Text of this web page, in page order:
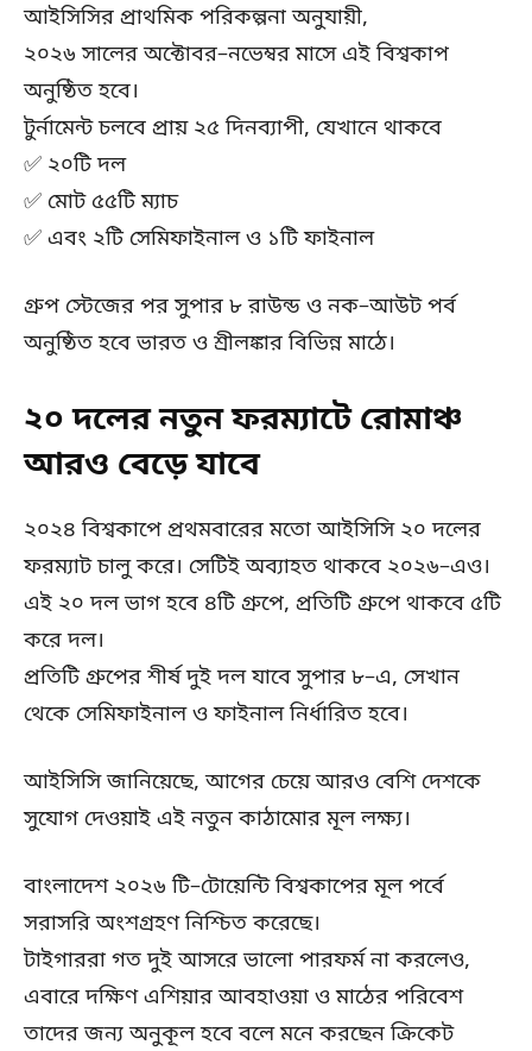
আইসিসির প্রাথমিক পরিকল্পনা অনুযায়ী,
২০২৬ সালের অক্টোবর–নভেম্বর মাসে এই বিশ্বকাপ
অনুষ্ঠিত হবে।
টুর্নামেন্ট চলবে প্রায় ২৫ দিনব্যাপী, যেখানে থাকবে
✅ ২০টি দল
✅ মোট ৫৫টি ম্যাচ
✅ এবং ২টি সেমিফাইনাল ও ১টি ফাইনাল
গ্রুপ স্টেজের পর সুপার ৮ রাউন্ড ও নক–আউট পর্ব
অনুষ্ঠিত হবে ভারত ও শ্রীলঙ্কার বিভিন্ন মাঠে।
২০ দলের নতুন ফরম্যাটে রোমাঞ্চ
আরও বেড়ে যাবে
২০২৪ বিশ্বকাপে প্রথমবারের মতো আইসিসি ২০ দলের
ফরম্যাট চালু করে। সেটিই অব্যাহত থাকবে ২০২৬–এও।
এই ২০ দল ভাগ হবে ৪টি গ্রুপে, প্রতিটি গ্রুপে থাকবে ৫টি
করে দল।
প্রতিটি গ্রুপের শীর্ষ দুই দল যাবে সুপার ৮–এ, সেখান
থেকে সেমিফাইনাল ও ফাইনাল নির্ধারিত হবে।
আইসিসি জানিয়েছে, আগের চেয়ে আরও বেশি দেশকে
সুযোগ দেওয়াই এই নতুন কাঠামোর মূল লক্ষ্য।
বাংলাদেশ ২০২৬ টি–টোয়েন্টি বিশ্বকাপের মূল পর্বে
সরাসরি অংশগ্রহণ নিশ্চিত করেছে।
টাইগাররা গত দুই আসরে ভালো পারফর্ম না করলেও,
এবারে দক্ষিণ এশিয়ার আবহাওয়া ও মাঠের পরিবেশ
তাদের জন্য অনুকূল হবে বলে মনে করছেন ক্রিকেট